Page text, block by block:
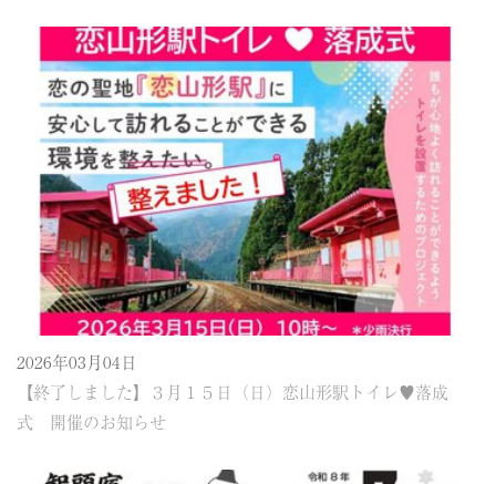
2026年03月04日
【終了しました】３月１５日（日）恋山形駅トイレ♥落成
式 開催のお知らせ